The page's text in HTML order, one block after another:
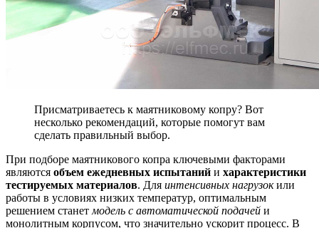
Присматриваетесь к маятниковому копру? Вот
несколько рекомендаций, которые помогут вам
сделать правильный выбор.
При подборе маятникового копра ключевыми факторами
являются объем ежедневных испытаний и характеристики
тестируемых материалов. Для интенсивных нагрузокили
работы в условиях низких температур, оптимальным
решением станет модель с автоматической подачей и
монолитным корпусом, что значительно ускорит процесс. В